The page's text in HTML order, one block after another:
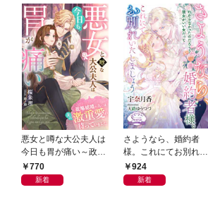
悪女と噂な大公夫人は
今日も胃が痛い～政略
結婚の先には夫の激重
愛が待っていました～
770
新着
さようなら、婚約者
様。これにてお別れい
たしましょう
924
新着